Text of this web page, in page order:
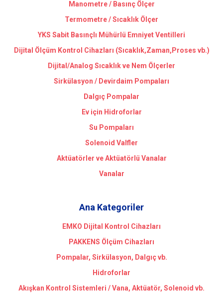
Manometre / Basınç Ölçer
Termometre / Sıcaklık Ölçer
YKS Sabit Basınçlı Mühürlü Emniyet Ventilleri
Dijital Ölçüm Kontrol Cihazları (Sıcaklık,Zaman,Proses vb.)
Dijital/Analog Sıcaklık ve Nem Ölçerler
Sirkülasyon / Devirdaim Pompaları
Dalgıç Pompalar
Ev için Hidroforlar
Su Pompaları
Solenoid Valfler
Aktüatörler ve Aktüatörlü Vanalar
Vanalar
Ana Kategoriler
EMKO Dijital Kontrol Cihazları
PAKKENS Ölçüm Cihazları
Pompalar, Sirkülasyon, Dalgıç vb.
Hidroforlar
Akışkan Kontrol Sistemleri / Vana, Aktüatör, Solenoid vb.